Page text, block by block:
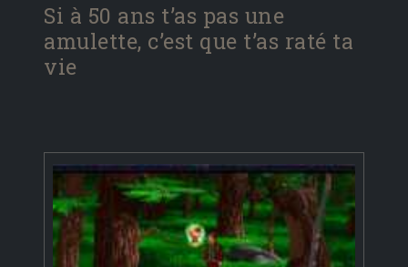
Si à 50 ans t’as pas une
amulette, c’est que t’as raté ta
vie